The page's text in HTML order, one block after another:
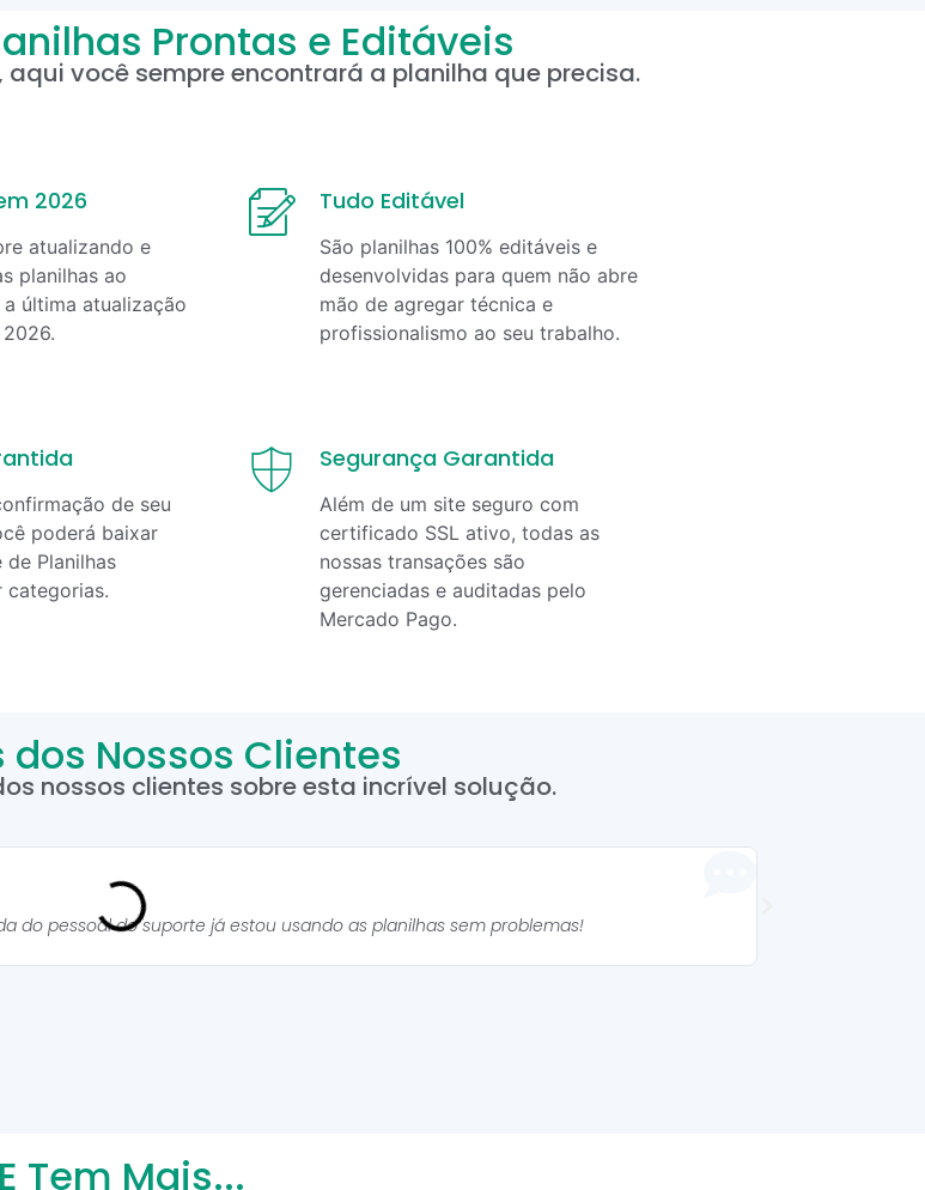
Prontas e Editáveis
você sempre encontrará a planilha que precisa.
2026
atualizando e
planilhas ao
última atualização
2026.
Tudo Editável
São planilhas 100% editáveis e
desenvolvidas para quem não abre
mão de agregar técnica e
profissionalismo ao seu trabalho.
de seu
poderá baixar
Planilhas
categorias.
Segurança Garantida
Além de um site seguro com
certificado SSL ativo, todas as
nossas transações são
gerenciadas e auditadas pelo
Mercado Pago.
dos Nossos Clientes
nossos clientes sobre esta incrível solução.
do pessoal do suporte já estou usando as planilhas sem problemas!
E Tem Mais...